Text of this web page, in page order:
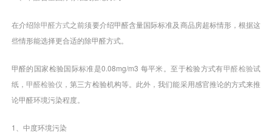
在介绍除甲醛方式之前须要介绍甲醛含量国际标准及商品房超标情形，根据这
些情形能选择更合适的除甲醛方式。
甲醛的国家检验国际标准是0.08mg/m3 每平米。至于检验方式有甲醛检验试
纸， 甲醛检验仪 ，第三方检验机构等。此外，我们能采用感官推论的方式来推
论甲醛环境污染程度。
1、中度环境污染